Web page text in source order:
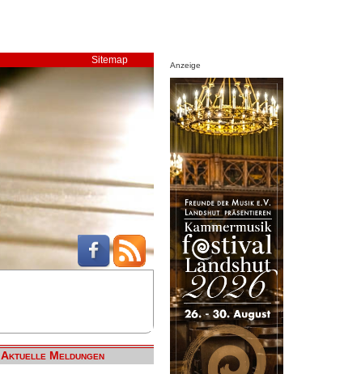
Sitemap
Aktuelle Meldungen
Anzeige